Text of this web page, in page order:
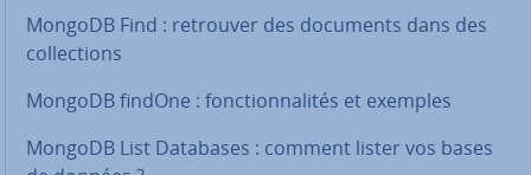
MongoDB Find : retrouver des documents dans des
col­lec­tions
MongoDB findOne : fonc­tion­na­li­tés et exemples
MongoDB List Databases : comment lister vos bases